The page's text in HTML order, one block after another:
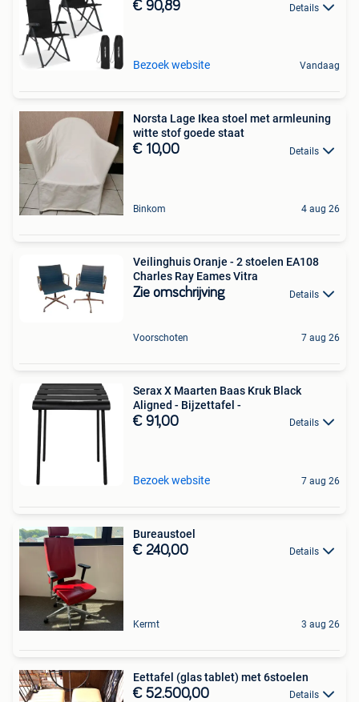
€ 90,89 Details
Bezoek website Vandaag
Norsta Lage Ikea stoel met armleuning
witte stof goede staat
€ 10,00 Details
Binkom 4 aug 26
Veilinghuis Oranje - 2 stoelen EA108
Charles Ray Eames Vitra
Zie omschrijving Details
Voorschoten 7 aug 26
Serax X Maarten Baas Kruk Black
Aligned - Bijzettafel -
€ 91,00 Details
Bezoek website 7 aug 26
Bureaustoel
€ 240,00 Details
Kermt 3 aug 26
Eettafel (glas tablet) met 6stoelen
€ 52.500,00 Details